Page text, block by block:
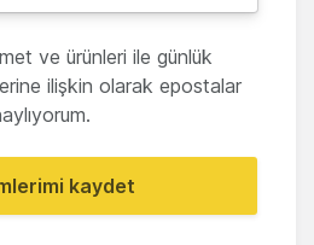
ve ürünleri ile günlük
ilişkin olarak epostalar
kaydet